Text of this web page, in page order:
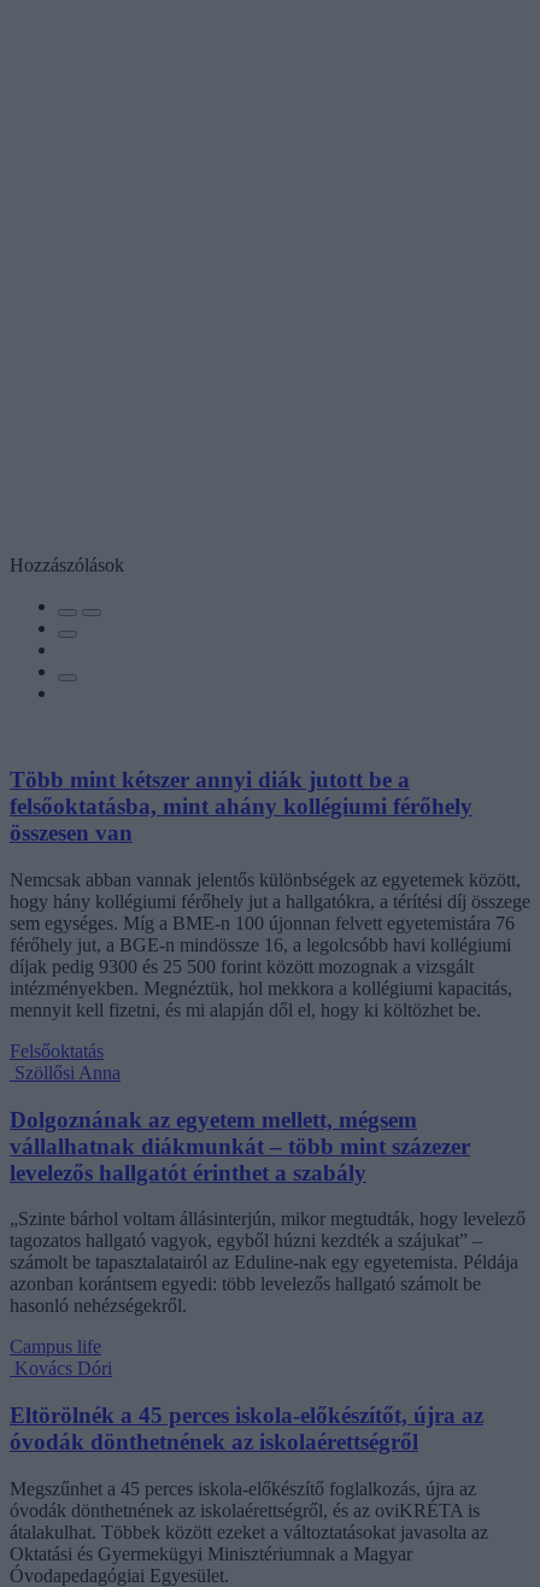
Hozzászólások
Több mint kétszer annyi diák jutott be a
felsőoktatásba, mint ahány kollégiumi férőhely
összesen van
Nemcsak abban vannak jelentős különbségek az egyetemek között,
hogy hány kollégiumi férőhely jut a hallgatókra, a térítési díj összege
sem egységes. Míg a BME-n 100 újonnan felvett egyetemistára 76
férőhely jut, a BGE-n mindössze 16, a legolcsóbb havi kollégiumi
díjak pedig 9300 és 25 500 forint között mozognak a vizsgált
intézményekben. Megnéztük, hol mekkora a kollégiumi kapacitás,
mennyit kell fizetni, és mi alapján dől el, hogy ki költözhet be.
Felsőoktatás
Szöllősi Anna
Dolgoznának az egyetem mellett, mégsem
vállalhatnak diákmunkát – több mint százezer
levelezős hallgatót érinthet a szabály
„Szinte bárhol voltam állásinterjún, mikor megtudták, hogy levelező
tagozatos hallgató vagyok, egyből húzni kezdték a szájukat” –
számolt be tapasztalatairól az Eduline-nak egy egyetemista. Példája
azonban korántsem egyedi: több levelezős hallgató számolt be
hasonló nehézségekről.
Campus life
Kovács Dóri
Eltörölnék a 45 perces iskola-előkészítőt, újra az
óvodák dönthetnének az iskolaérettségről
Megszűnhet a 45 perces iskola-előkészítő foglalkozás, újra az
óvodák dönthetnének az iskolaérettségről, és az oviKRÉTA is
átalakulhat. Többek között ezeket a változtatásokat javasolta az
Oktatási és Gyermekügyi Minisztériumnak a Magyar
Óvodapedagógiai Egyesület.